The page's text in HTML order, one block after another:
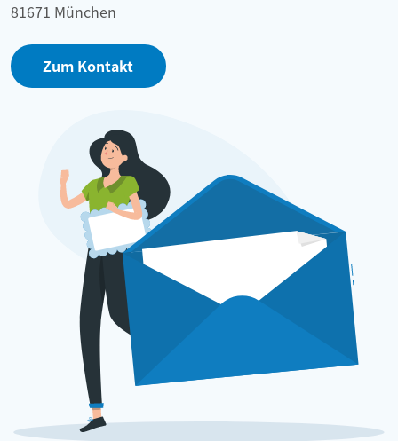
81671 München
Zum Kontakt